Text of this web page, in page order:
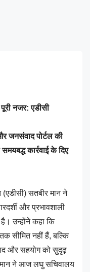
नजर: एडीसी
जनसंवाद पोर्टल की
कार्रवाई के दिए
सतबीर मान ने
और प्रभावशाली
है। उन्होंने कहा कि
सीमित नहीं हैं, बल्कि
और सहयोग को सुदृढ़
ने आज लघु सचिवालय